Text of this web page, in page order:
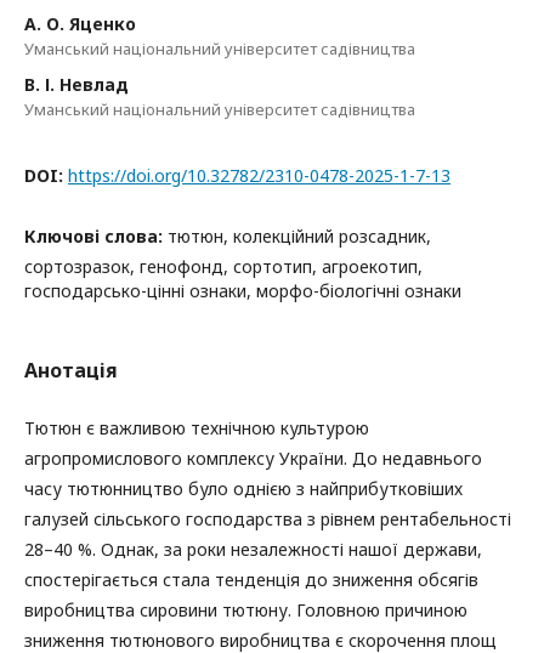
А. О. Яценко
Уманський національний університет садівництва
В. І. Невлад
Уманський національний університет садівництва
DOI: https://doi.org/10.32782/2310-0478-2025-1-7-13
Ключові слова: тютюн, колекційний розсадник,
сортозразок, генофонд, сортотип, агроекотип,
господарсько-цінні ознаки, морфо-біологічні ознаки
Анотація
Тютюн є важливою технічною культурою
агропромислового комплексу України. До недавнього
часу тютюнництво було однією з найприбутковіших
галузей сільського господарства з рівнем рентабельності
28–40 %. Однак, за роки незалежності нашої держави,
спостерігається стала тенденція до зниження обсягів
виробництва сировини тютюну. Головною причиною
зниження тютюнового виробництва є скорочення площ